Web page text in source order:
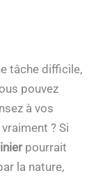
tâche difficile,
pouvez
à vos
? Si
pourrait
la nature,